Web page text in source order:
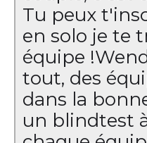
Tu peux
en solo je te
équipe !
tout, des
dans la
un blindtest